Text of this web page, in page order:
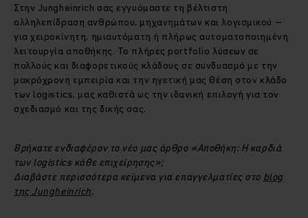
Στην Jungheinrich σας εγγυόμαστε τη βέλτιστη
αλληλεπίδραση ανθρώπου, μηχανημάτων και λογισμικού –
για χειροκίνητη, ημιαυτόματη ή πλήρως αυτοματοποιημένη
λειτουργία αποθήκης. Το πλήρες portfolio λύσεων σε
πολλούς και διαφορετικούς κλάδους σε συνδυασμό με την
μακρόχρονη εμπειρία και την ηγετική μας θέση στον κλάδο
των logistics, μας καθιστά ως την ιδανική επιλογή για τον
σχεδιασμό και της δικής σας.
Βρήκατε ενδιαφέρον το νέο μας άρθρο «Αποθήκη: Η καρδιά
των logistics κάθε επιχείρησης»;
Διαβάστε περισσότερα κείμενα για επαγγελματίες στο blog
της Jungheinrich.